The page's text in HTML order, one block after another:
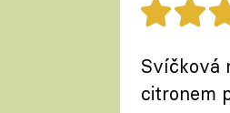
Svíčková
citronem